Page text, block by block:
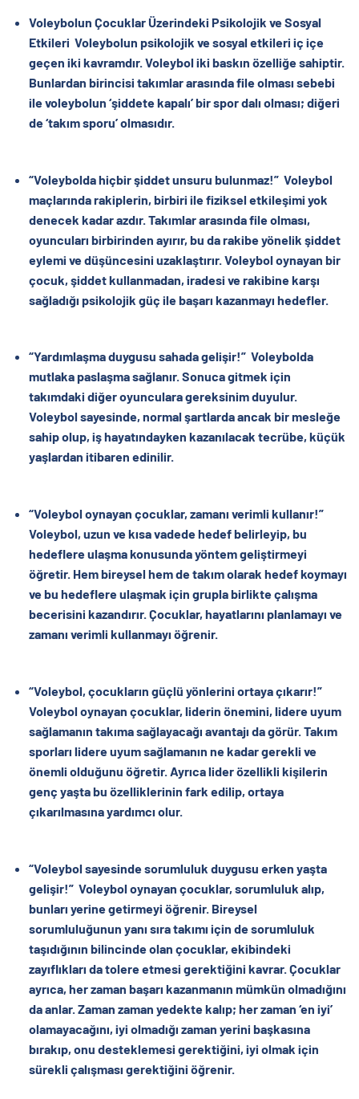
Voleybolun Çocuklar Üzerindeki Psikolojik ve Sosyal
Etkileri Voleybolun psikolojik ve sosyal etkileri iç içe
geçen iki kavramdır. Voleybol iki baskın özelliğe sahiptir.
Bunlardan birincisi takımlar arasında file olması sebebi
ile voleybolun ‘şiddete kapalı’ bir spor dalı olması; diğeri
de ‘takım sporu’ olmasıdır.
“Voleybolda hiçbir şiddet unsuru bulunmaz!” Voleybol
maçlarında rakiplerin, birbiri ile fiziksel etkileşimi yok
denecek kadar azdır. Takımlar arasında file olması,
oyuncuları birbirinden ayırır, bu da rakibe yönelik şiddet
eylemi ve düşüncesini uzaklaştırır. Voleybol oynayan bir
çocuk, şiddet kullanmadan, iradesi ve rakibine karşı
sağladığı psikolojik güç ile başarı kazanmayı hedefler.
“Yardımlaşma duygusu sahada gelişir!” Voleybolda
mutlaka paslaşma sağlanır. Sonuca gitmek için
takımdaki diğer oyunculara gereksinim duyulur.
Voleybol sayesinde, normal şartlarda ancak bir mesleğe
sahip olup, iş hayatındayken kazanılacak tecrübe, küçük
yaşlardan itibaren edinilir.
“Voleybol oynayan çocuklar, zamanı verimli kullanır!”
Voleybol, uzun ve kısa vadede hedef belirleyip, bu
hedeflere ulaşma konusunda yöntem geliştirmeyi
öğretir. Hem bireysel hem de takım olarak hedef koymayı
ve bu hedeflere ulaşmak için grupla birlikte çalışma
becerisini kazandırır. Çocuklar, hayatlarını planlamayı ve
zamanı verimli kullanmayı öğrenir.
“Voleybol, çocukların güçlü yönlerini ortaya çıkarır!”
Voleybol oynayan çocuklar, liderin önemini, lidere uyum
sağlamanın takıma sağlayacağı avantajı da görür. Takım
sporları lidere uyum sağlamanın ne kadar gerekli ve
önemli olduğunu öğretir. Ayrıca lider özellikli kişilerin
genç yaşta bu özelliklerinin fark edilip, ortaya
çıkarılmasına yardımcı olur.
“Voleybol sayesinde sorumluluk duygusu erken yaşta
gelişir!” Voleybol oynayan çocuklar, sorumluluk alıp,
bunları yerine getirmeyi öğrenir. Bireysel
sorumluluğunun yanı sıra takımı için de sorumluluk
taşıdığının bilincinde olan çocuklar, ekibindeki
zayıflıkları da tolere etmesi gerektiğini kavrar. Çocuklar
ayrıca, her zaman başarı kazanmanın mümkün olmadığını
da anlar. Zaman zaman yedekte kalıp; her zaman ‘en iyi’
olamayacağını, iyi olmadığı zaman yerini başkasına
bırakıp, onu desteklemesi gerektiğini, iyi olmak için
sürekli çalışması gerektiğini öğrenir.